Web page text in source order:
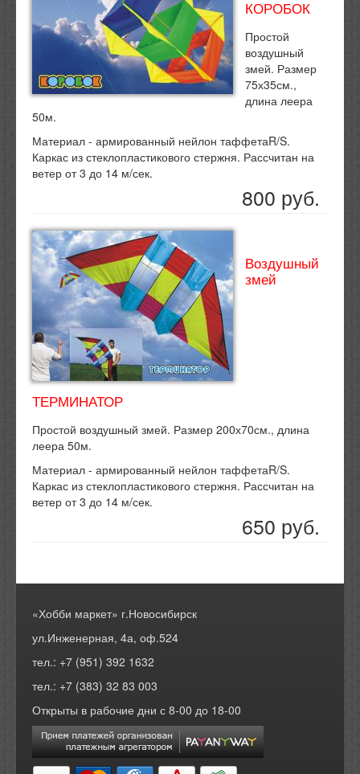
КОРОБОК
Простой
воздушный
змей. Размер
75х35см.,
длина леера
50м.
Материал - армированный нейлон таффетаR/S.
Каркас из стеклопластикового стержня. Рассчитан на
ветер от 3 до 14 м/сек.
800 руб.
Воздушный
змей
ТЕРМИНАТОР
Простой воздушный змей. Размер 200х70см., длина
леера 50м.
Материал - армированный нейлон таффетаR/S.
Каркас из стеклопластикового стержня. Рассчитан на
ветер от 3 до 14 м/сек.
650 руб.
«Хобби маркет» г.Новосибирск
ул.Инженерная, 4а, оф.524
тел.: +7 (951) 392 1632
тел.: +7 (383) 32 83 003
Открыты в рабочие дни с 8-00 до 18-00